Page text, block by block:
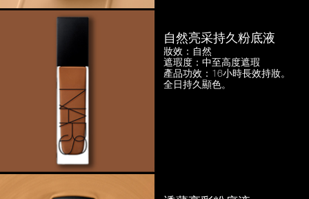
自然亮采持久粉底液
妝效：自然
遮瑕度：中至高度遮瑕
產品功效：16小時長效持妝。
全日持久顯色。